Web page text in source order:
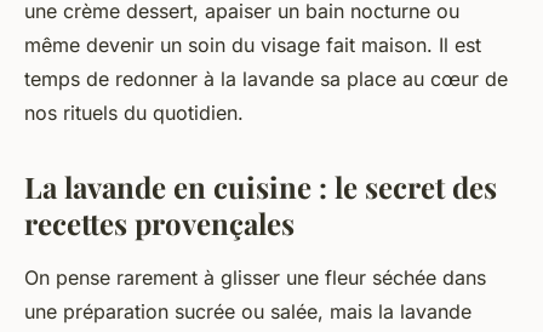
une crème dessert, apaiser un bain nocturne ou
même devenir un soin du visage fait maison. Il est
temps de redonner à la lavande sa place au cœur de
nos rituels du quotidien.
La lavande en cuisine : le secret des
recettes provençales
On pense rarement à glisser une fleur séchée dans
une préparation sucrée ou salée, mais la lavande